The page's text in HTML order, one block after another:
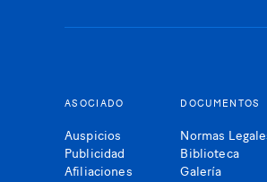
ASOCIADO
Auspicios
Publicidad
Afiliaciones
DOCUMENTOS
Normas
Biblioteca
Galería